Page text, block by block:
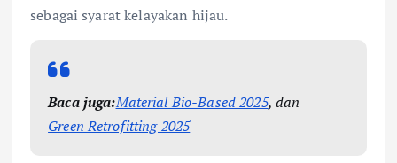
sebagai syarat kelayakan hijau.
Baca juga:Material Bio-Based 2025, dan
Green Retrofitting 2025